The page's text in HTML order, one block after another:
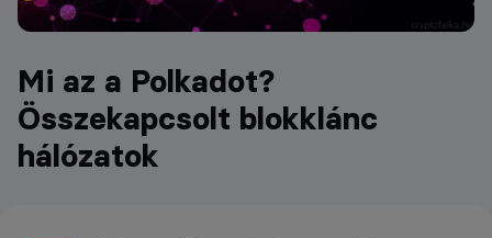
Mi az a Polkadot?
Összekapcsolt blokklánc
hálózatok